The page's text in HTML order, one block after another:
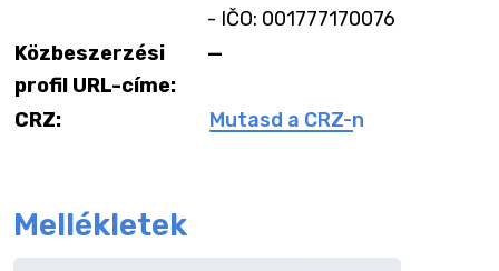
- IČO: 001777170076
Közbeszerzési
profil URL-címe:
—
CRZ: Mutasd a CRZ-n
Mellékletek